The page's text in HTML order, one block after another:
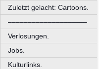
Zuletzt gelacht: Cartoons.
––––––––––––––––––––
Verlosungen.
Jobs.
Kulturlinks.